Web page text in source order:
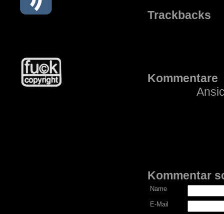
Trackbacks
Kommentare
Kommentar
Name
E-Mail